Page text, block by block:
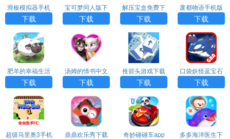
滑板模拟器手机
版下载
下载
宝可梦同人版下
载
下载
解压宝盒免费下
载
下载
废都物语手机版
下载
下载
肥羊的幸福生活
游戏下载
下载
汤姆的情书中文
版下载
下载
推箭头游戏下载
下载
口袋妖怪蓝宝石
单机版下载
下载
超级马里奥3手机
鼎鼎欢乐秀下载
奇妙碰碰车app
多多海洋医生下